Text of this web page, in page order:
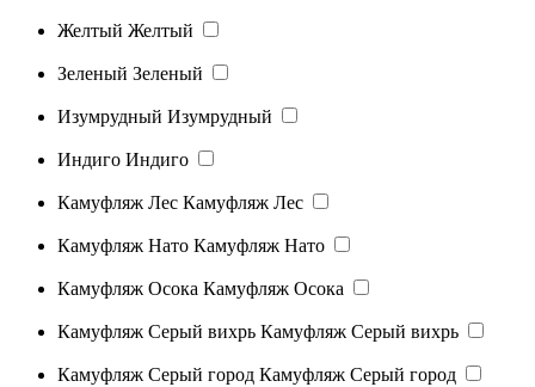
Желтый Желтый
Зеленый Зеленый
Изумрудный Изумрудный
Индиго Индиго
Камуфляж Лес Камуфляж Лес
Камуфляж Нато Камуфляж Нато
Камуфляж Осока Камуфляж Осока
Камуфляж Серый вихрь Камуфляж Серый вихрь
Камуфляж Серый город Камуфляж Серый город